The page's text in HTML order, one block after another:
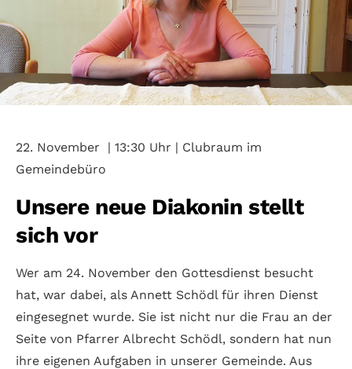
22. November | 13:30 Uhr | Clubraum im
Gemeindebüro
Unsere neue Diakonin stellt
sich vor
Wer am 24. November den Gottesdienst besucht
hat, war dabei, als Annett Schödl für ihren Dienst
eingesegnet wurde. Sie ist nicht nur die Frau an der
Seite von Pfarrer Albrecht Schödl, sondern hat nun
ihre eigenen Aufgaben in unserer Gemeinde. Aus